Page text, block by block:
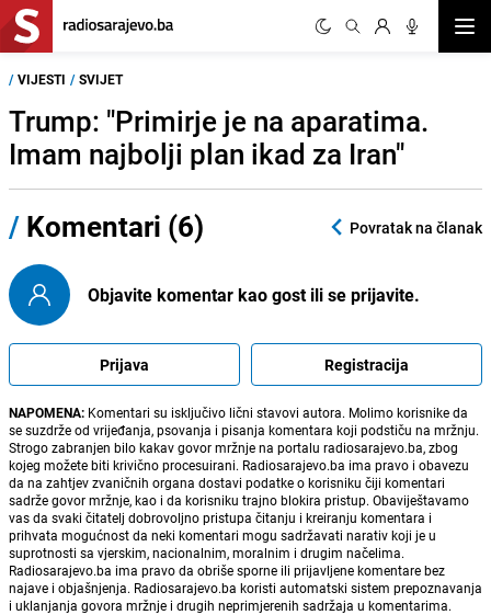
/ VIJESTI / SVIJET
Trump: "Primirje je na aparatima.
Imam najbolji plan ikad za Iran"
/ Komentari (6) Povratak na članak
Objavite komentar kao gost ili se prijavite.
Prijava Registracija
NAPOMENA: Komentari su isključivo lični stavovi autora. Molimo korisnike da
se suzdrže od vrijeđanja, psovanja i pisanja komentara koji podstiču na mržnju.
Strogo zabranjen bilo kakav govor mržnje na portalu radiosarajevo.ba, zbog
kojeg možete biti krivično procesuirani. Radiosarajevo.ba ima pravo i obavezu
da na zahtjev zvaničnih organa dostavi podatke o korisniku čiji komentari
sadrže govor mržnje, kao i da korisniku trajno blokira pristup. Obaviještavamo
vas da svaki čitatelj dobrovoljno pristupa čitanju i kreiranju komentara i
prihvata mogućnost da neki komentari mogu sadržavati narativ koji je u
suprotnosti sa vjerskim, nacionalnim, moralnim i drugim načelima.
Radiosarajevo.ba ima pravo da obriše sporne ili prijavljene komentare bez
najave i objašnjenja. Radiosarajevo.ba koristi automatski sistem prepoznavanja
i uklanjanja govora mržnje i drugih neprimjerenih sadržaja u komentarima.